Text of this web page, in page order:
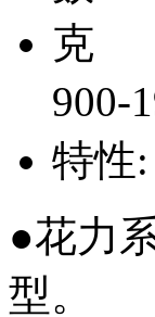
900-
特性:
●花力
型。